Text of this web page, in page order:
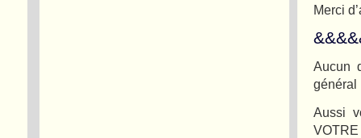
Merci
Aucun
général
Aussi